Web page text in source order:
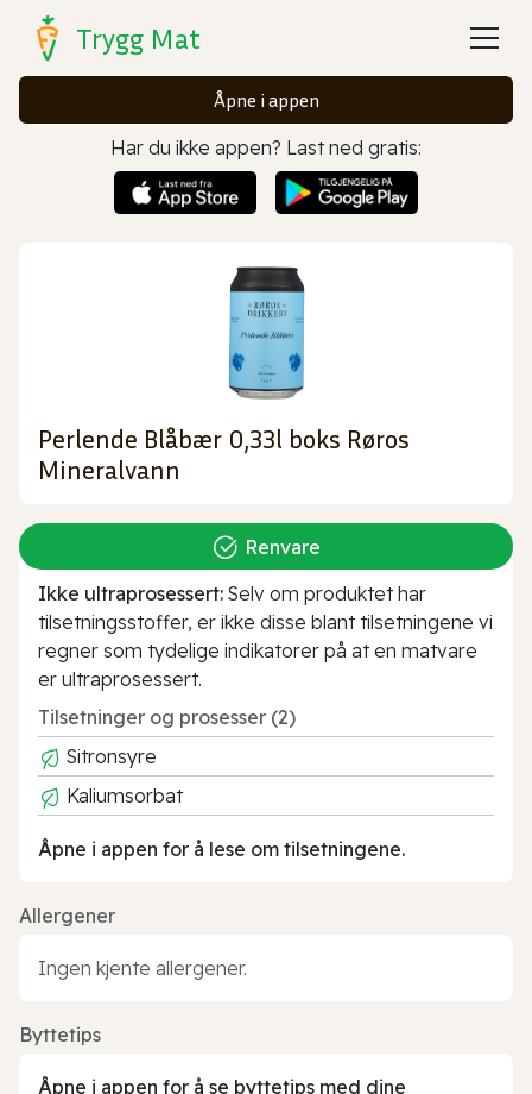
Trygg Mat
Åpne i appen
Har du ikke appen? Last ned gratis:
Perlende Blåbær 0,33l boks Røros
Mineralvann
Renvare
Ikke ultraprosessert: Selv om produktet har
tilsetningsstoffer, er ikke disse blant tilsetningene vi
regner som tydelige indikatorer på at en matvare
er ultraprosessert.
Tilsetninger og prosesser (2)
Sitronsyre
Kaliumsorbat
Åpne i appen for å lese om tilsetningene.
Allergener
Ingen kjente allergener.
Byttetips
Åpne i appen for å se byttetips med dine